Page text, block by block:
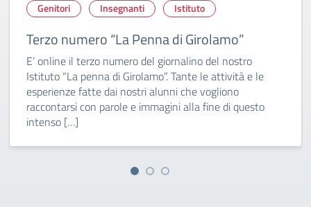
Genitori Insegnanti Istituto
Terzo numero “La Penna di Girolamo”
E’ online il terzo numero del giornalino del nostro
Istituto “La penna di Girolamo”. Tante le attività e le
esperienze fatte dai nostri alunni che vogliono
raccontarsi con parole e immagini alla fine di questo
intenso […]